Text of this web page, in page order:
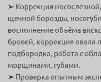
➢ Коррекция
щечной борозды,
восполнение объёма
бровей, коррекция овала
подбородка, работа с
морщинами, губами.
➢ Проверка опытным